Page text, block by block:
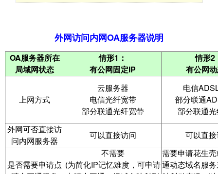
外网访问内网OA服务器说明
OA服务器所在
局域网状态
情形1：
有公网固定IP
情形2
有公网
上网方式
云服务器
电信光纤宽带
部分联通光纤宽带
电信
部分联通
部分联通
外网可否直接访
问内网服务器
可以直接访问 可以直
是否需要申请点
不需要
(为简化IP记忆难度，可申请
需要申请花生
通动态域名服